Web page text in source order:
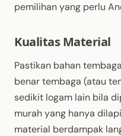
pemilihan yang perlu
Kualitas Material
Pastikan bahan
benar tembaga (atau
sedikit logam lain bila
murah yang hanya
material berdampak